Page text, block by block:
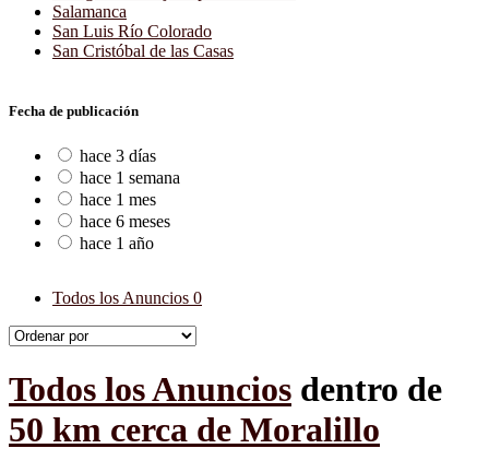
Salamanca
San Luis Río Colorado
San Cristóbal de las Casas
Fecha de publicación
hace 3 días
hace 1 semana
hace 1 mes
hace 6 meses
hace 1 año
Todos los Anuncios 0
Todos los Anuncios dentro de
50 km cerca de Moralillo